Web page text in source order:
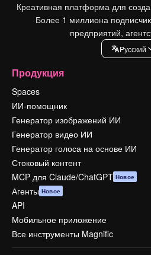
Креативная платформа для
Более 1 миллиона
предприятий,
Pусский
Продукция
Spaces
ИИ-помощник
Генератор изображений ИИ
Генератор видео ИИ
Генератор голоса на основе ИИ
Стоковый контент
MCP для Claude/ChatGPT Новое
Агенты Новое
API
Мобильное приложение
Все инструменты Magnific